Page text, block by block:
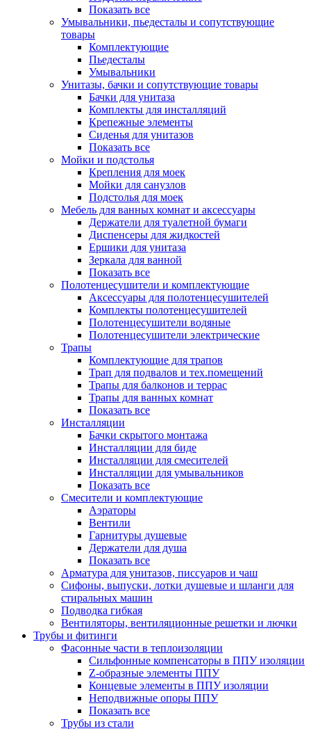
Показать все
Умывальники, пьедесталы и сопутствующие
товары
Комплектующие
Пьедесталы
Умывальники
Унитазы, бачки и сопутствующие товары
Бачки для унитаза
Комплекты для инсталляций
Крепежные элементы
Сиденья для унитазов
Показать все
Мойки и подстолья
Крепления для моек
Мойки для санузлов
Подстолья для моек
Мебель для ванных комнат и аксессуары
Держатели для туалетной бумаги
Диспенсеры для жидкостей
Ершики для унитаза
Зеркала для ванной
Показать все
Полотенцесушители и комплектующие
Аксессуары для полотенцесушителей
Комплекты полотенцесушителей
Полотенцесушители водяные
Полотенцесушители электрические
Трапы
Комплектующие для трапов
Трап для подвалов и тех.помещений
Трапы для балконов и террас
Трапы для ванных комнат
Показать все
Инсталляции
Бачки скрытого монтажа
Инсталляции для биде
Инсталляции для смесителей
Инсталляции для умывальников
Показать все
Смесители и комплектующие
Аэраторы
Вентили
Гарнитуры душевые
Держатели для душа
Показать все
Арматура для унитазов, писсуаров и чаш
Сифоны, выпуски, лотки душевые и шланги для
стиральных машин
Подводка гибкая
Вентиляторы, вентиляционные решетки и лючки
Трубы и фитинги
Фасонные части в теплоизоляции
Cильфонные компенсаторы в ППУ изоляции
Z-образные элементы ППУ
Концевые элементы в ППУ изоляции
Неподвижные опоры ППУ
Показать все
Трубы из стали